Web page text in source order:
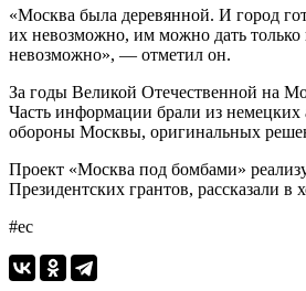
«Москва была деревянной. И город
их невозможно, им можно дать только
невозможно», — отметил он.
За годы Великой Отечественной на
Часть информации брали из немецких
обороны Москвы, оригинальных
Проект «Москва под бомбами»
Президентских грантов, рассказали в
#ес